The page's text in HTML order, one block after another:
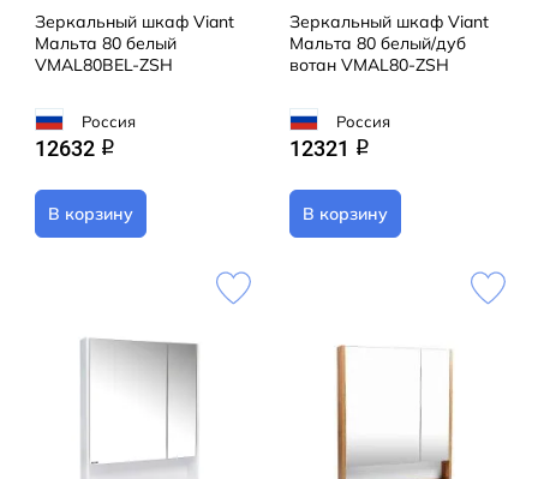
Зеркальный шкаф Viant
Мальта 80 белый
VMAL80BEL-ZSH
Россия
12632 q
В корзину
Зеркальный шкаф Viant
Мальта 80 белый/дуб
вотан VMAL80-ZSH
Россия
12321 q
В корзину